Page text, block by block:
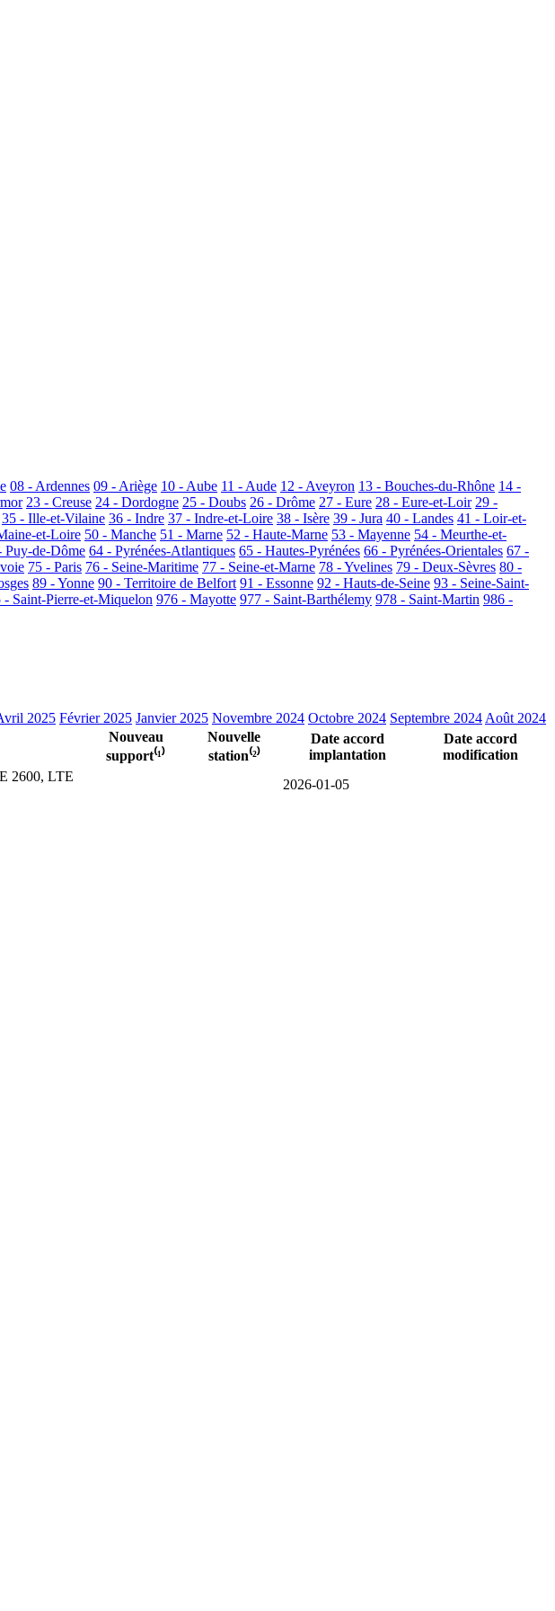
08 - Ardennes 09 - Ariège 10 - Aube 11 - Aude 12 - Aveyron 13 - Bouches-du-Rhône 14 -
23 - Creuse 24 - Dordogne 25 - Doubs 26 - Drôme 27 - Eure 28 - Eure-et-Loir 29 -
35 - Ille-et-Vilaine 36 - Indre 37 - Indre-et-Loire 38 - Isère 39 - Jura 40 - Landes 41 - Loir-et-
et-Loire 50 - Manche 51 - Marne 52 - Haute-Marne 53 - Mayenne 54 - Meurthe-et-
Puy-de-Dôme 64 - Pyrénées-Atlantiques 65 - Hautes-Pyrénées 66 - Pyrénées-Orientales 67 -
75 - Paris 76 - Seine-Maritime 77 - Seine-et-Marne 78 - Yvelines 79 - Deux-Sèvres 80 -
89 - Yonne 90 - Territoire de Belfort 91 - Essonne 92 - Hauts-de-Seine 93 - Seine-Saint-
- Saint-Pierre-et-Miquelon 976 - Mayotte 977 - Saint-Barthélemy 978 - Saint-Martin 986 -
2025 Février 2025 Janvier 2025 Novembre 2024 Octobre 2024 Septembre 2024 Août 2024
Nouveau
support⁽¹⁾
Nouvelle
station⁽²⁾
Date accord
implantation
Date accord
modification
2600, LTE
2026-01-05